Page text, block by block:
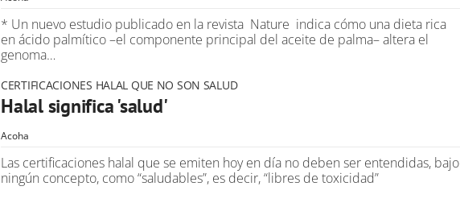
* Un nuevo estudio publicado en la revista Nature indica cómo una dieta rica
en ácido palmítico –el componente principal del aceite de palma– altera el
genoma…
CERTIFICACIONES HALAL QUE NO SON SALUD
Halal significa 'salud'
Acoha
Las certificaciones halal que se emiten hoy en día no deben ser entendidas, bajo
ningún concepto, como “saludables”, es decir, “libres de toxicidad”